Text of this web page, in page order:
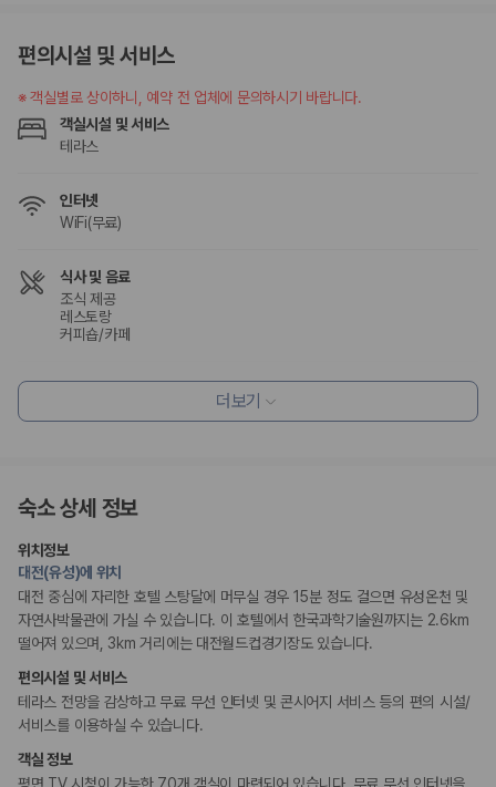
Q. 제주 렌트카 최저가는 무엇을 기준으로 비교해야 하나요?
Q. 제주공항 근처 렌트카도 비교할 수 있나요?
Q. 제주 렌트카 가격비교 시 보험도 함께 비교할 수 있나요?
Q. 가족 여행에는 어떤 제주 렌트카를 비교해야 하나요?
제주렌트카 가격비교 주요 링크
제주도 렌트카 실시간 최저가 가격비교
제주 렌트카 예약
해외 렌트카 가격비교
카모아 사이트맵
편의시설 및 서비스
※객실별로 상이하니, 예약 전 업체에 문의하시기 바랍니다.
객실시설 및 서비스
테라스
인터넷
WiFi(무료)
식사 및 음료
조식 제공
레스토랑
커피숍/카페
주차 대행
콘시어지 서비스
짐 보관 서비스
비즈니스
회의공간
장애인 편의시설
점자 표시
휠체어로 이용 가능
흡연 시설
더보기
숙소 상세 정보
위치정보
대전(유성)에 위치
대전 중심에 자리한 호텔 스탕달에 머무실 경우 15분 정도 걸으면 유성온천 및
자연사박물관에 가실 수 있습니다. 이 호텔에서 한국과학기술원까지는 2.6km
떨어져 있으며, 3km 거리에는 대전월드컵경기장도 있습니다.
편의시설 및 서비스
테라스 전망을 감상하고 무료 무선 인터넷 및 콘시어지 서비스 등의 편의 시설/
서비스를 이용하실 수 있습니다.
객실 정보